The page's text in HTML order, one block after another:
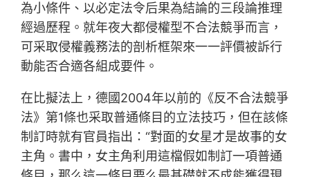
為小條件、以必定法令后果為結論的三段論推理
經過歷程。就年夜大都侵權型不合法競爭而言，
可采取侵權義務法的剖析框架來一一評價被訴行
動能否合適各組成要件。
在比擬法上，德國2004年以前的《反不合法競爭
法》第1條也采取普通條目的立法技巧，但在該條
制訂時就有官員指出：“對面的女星才是故事的女
主角。書中，女主角利用這檔假如制訂一項普通